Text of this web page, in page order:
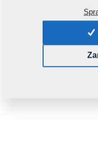
Tento díl je